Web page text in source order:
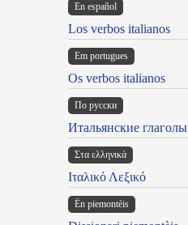
En español
Los verbos italianos
Em portugues
Os verbos italianos
По русски
Итальянские глаголы
Στα ελληνικά
Ιταλικό Λεξικό
Ën piemontèis